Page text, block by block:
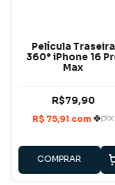
Película Traseira
360° iPhone 16
Max
R$79,90
COMPRAR